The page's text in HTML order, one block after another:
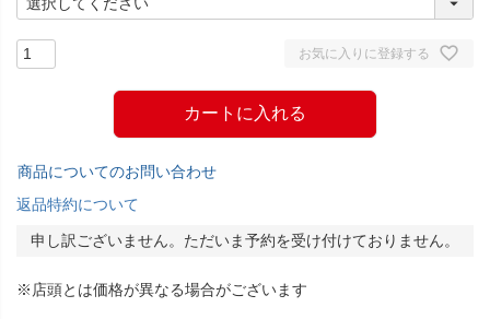
お気に入りに登録する
カートに入れる
商品についてのお問い合わせ
返品特約について
申し訳ございません。ただいま予約を受け付けておりません。
※店頭とは価格が異なる場合がございます